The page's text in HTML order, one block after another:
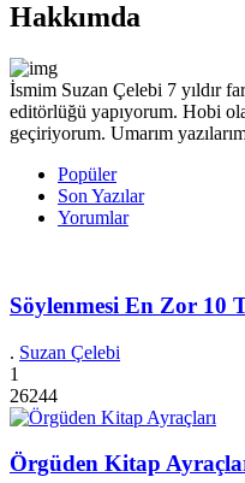
Hakkımda
İsmim Suzan Çelebi 7 yıldır
editörlüğü yapıyorum. Hobi
geçiriyorum. Umarım
Popüler
Son Yazılar
Yorumlar
Söylenmesi En Zor 10
. Suzan Çelebi
1
26244
Örgüden Kitap